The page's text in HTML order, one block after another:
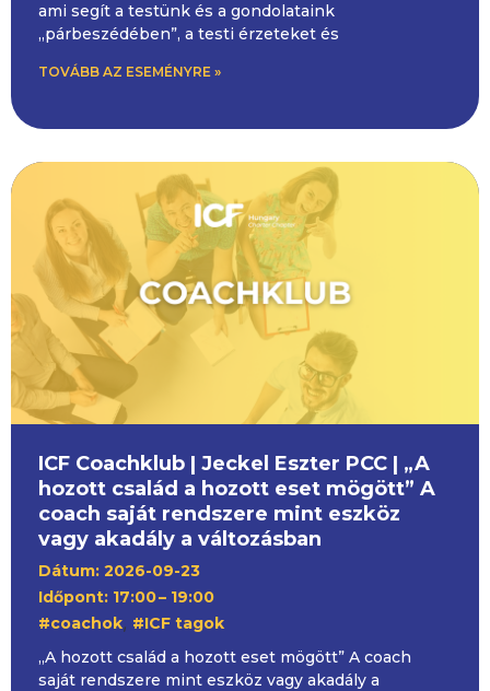
ami segít a testünk és a gondolataink
„párbeszédében”, a testi érzeteket és
TOVÁBB AZ ESEMÉNYRE »
ICF Coachklub | Jeckel Eszter PCC | „A
hozott család a hozott eset mögött” A
coach saját rendszere mint eszköz
vagy akadály a változásban
Dátum: 2026-09-23
Időpont: 17:00– 19:00
#coachok, #ICF tagok
„A hozott család a hozott eset mögött” A coach
saját rendszere mint eszköz vagy akadály a